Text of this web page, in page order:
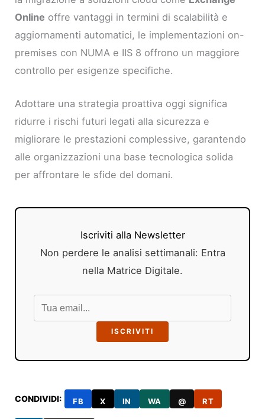
Online offre vantaggi in termini di scalabilità e
aggiornamenti automatici, le implementazioni on-
premises con NUMA e IIS 8 offrono un maggiore
controllo per esigenze specifiche.
Adottare una strategia proattiva oggi significa
ridurre i rischi futuri legati alla sicurezza e
migliorare le prestazioni complessive, garantendo
alle organizzazioni una base tecnologica solida
per affrontare le sfide del domani.
Iscriviti alla Newsletter
Non perdere le analisi settimanali: Entra
nella Matrice Digitale.
ISCRIVITI
CONDIVIDI: FB X IN WA @ RT